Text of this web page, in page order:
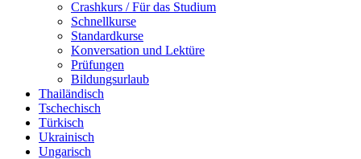
Crashkurs / Für das Studium
Schnellkurse
Standardkurse
Konversation und Lektüre
Prüfungen
Bildungsurlaub
Thailändisch
Tschechisch
Türkisch
Ukrainisch
Ungarisch